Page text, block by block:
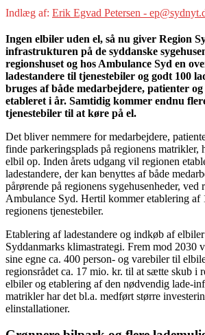
Indlæg af: Erik Egvad Petersen -
Ingen elbiler uden el, så nu giver Region
infrastrukturen på de syddanske
regionshuset og hos Ambulance Syd en
ladestandere til tjenestebiler og godt 100
bruges af både medarbejdere, patienter
etableret i år. Samtidig kommer endnu
tjenestebiler til at køre på el.
Det bliver nemmere for medarbejdere,
finde parkeringsplads på regionens matrikler,
elbil op. Inden årets udgang vil regionen
ladestandere, der kan benyttes af både
pårørende på regionens sygehusenheder, ved
Ambulance Syd. Hertil kommer etablering af
regionens tjenestebiler.
Etablering af ladestandere og indkøb af
Syddanmarks klimastrategi. Frem mod 2030
sine egne ca. 400 person- og varebiler til
regionsrådet ca. 17 mio. kr. til at sætte skub i
elbiler og etablering af den nødvendig lade-
matrikler har det bl.a. medført større
elinstallationer.